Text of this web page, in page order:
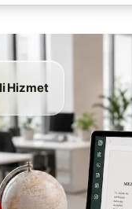
Hizmet